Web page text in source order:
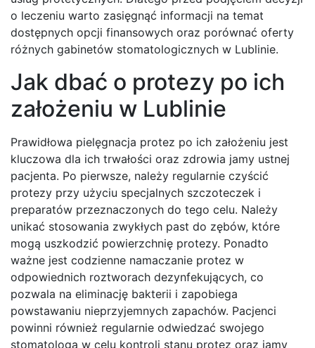
o leczeniu warto zasięgnąć informacji na temat
dostępnych opcji finansowych oraz porównać oferty
różnych gabinetów stomatologicznych w Lublinie.
Jak dbać o protezy po ich
założeniu w Lublinie
Prawidłowa pielęgnacja protez po ich założeniu jest
kluczowa dla ich trwałości oraz zdrowia jamy ustnej
pacjenta. Po pierwsze, należy regularnie czyścić
protezy przy użyciu specjalnych szczoteczek i
preparatów przeznaczonych do tego celu. Należy
unikać stosowania zwykłych past do zębów, które
mogą uszkodzić powierzchnię protezy. Ponadto
ważne jest codzienne namaczanie protez w
odpowiednich roztworach dezynfekujących, co
pozwala na eliminację bakterii i zapobiega
powstawaniu nieprzyjemnych zapachów. Pacjenci
powinni również regularnie odwiedzać swojego
stomatologa w celu kontroli stanu protez oraz jamy